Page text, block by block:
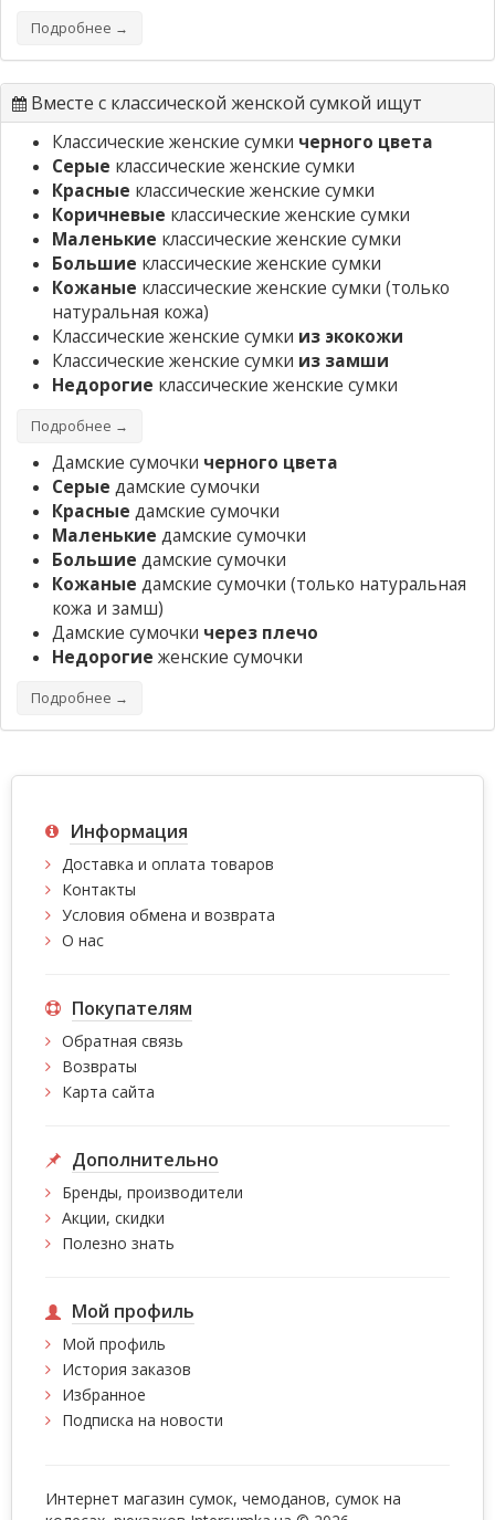
Подробнее →
Вместе с классической женской сумкой ищут
Классические женские сумки черного цвета
Серые классические женские сумки
Красные классические женские сумки
Коричневые классические женские сумки
Маленькие классические женские сумки
Большие классические женские сумки
Кожаные классические женские сумки (только
натуральная кожа)
Классические женские сумки из экокожи
Классические женские сумки из замши
Недорогие классические женские сумки
Подробнее →
Дамские сумочки черного цвета
Серые дамские сумочки
Красные дамские сумочки
Маленькие дамские сумочки
Большие дамские сумочки
Кожаные дамские сумочки (только натуральная
кожа и замш)
Дамские сумочки через плечо
Недорогие женские сумочки
Подробнее →
Информация
Доставка и оплата товаров
Контакты
Условия обмена и возврата
О нас
Покупателям
Обратная связь
Возвраты
Карта сайта
Дополнительно
Бренды, производители
Акции, скидки
Полезно знать
Мой профиль
Мой профиль
История заказов
Избранное
Подписка на новости
Интернет магазин сумок, чемоданов, сумок на